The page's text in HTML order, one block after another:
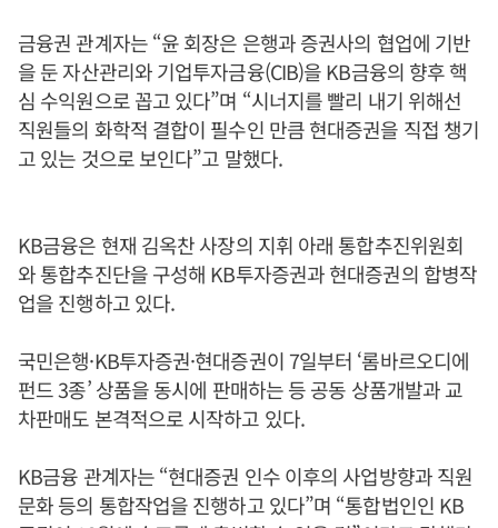
금융권 관계자는 “윤 회장은 은행과 증권사의 협업에 기반
을 둔 자산관리와 기업투자금융(CIB)을 KB금융의 향후 핵
심 수익원으로 꼽고 있다”며 “시너지를 빨리 내기 위해선
직원들의 화학적 결합이 필수인 만큼 현대증권을 직접 챙기
고 있는 것으로 보인다”고 말했다.
KB금융은 현재 김옥찬 사장의 지휘 아래 통합추진위원회
와 통합추진단을 구성해 KB투자증권과 현대증권의 합병작
업을 진행하고 있다.
국민은행·KB투자증권·현대증권이 7일부터 ‘롬바르오디에
펀드 3종’ 상품을 동시에 판매하는 등 공동 상품개발과 교
차판매도 본격적으로 시작하고 있다.
KB금융 관계자는 “현대증권 인수 이후의 사업방향과 직원
문화 등의 통합작업을 진행하고 있다”며 “통합법인인 KB